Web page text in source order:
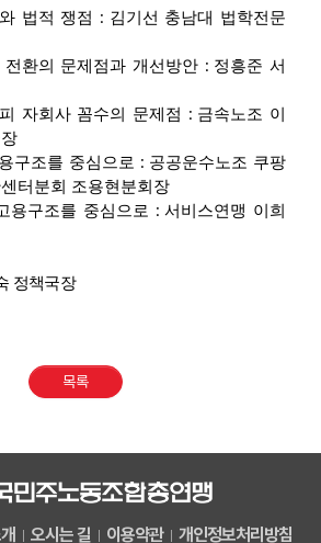
법적 쟁점 : 김기선 충남대 법학전문
환의 문제점과 개선방안 : 정흥준 서
자회사 꼼수의 문제점 : 금속노조 이
구조를 중심으로 : 공공운수노조 쿠팡
터분회 조용현분회장
용구조를 중심으로 :서비스연맹 이희
정책국장
목록
오시는 길 이용약관 개인정보처리방침